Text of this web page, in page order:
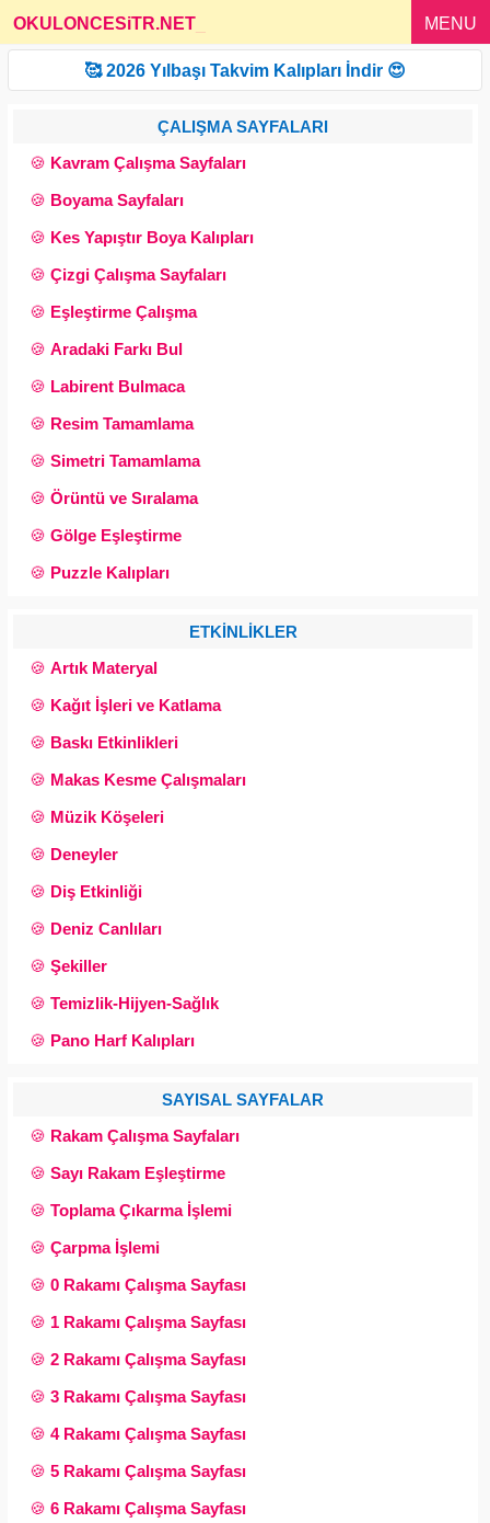
OKULONCESiTR.NET MENU
🥰 2026 Yılbaşı Takvim Kalıpları İndir 😍
ÇALIŞMA SAYFALARI
🍪 Kavram Çalışma Sayfaları
🍪 Boyama Sayfaları
🍪 Kes Yapıştır Boya Kalıpları
🍪 Çizgi Çalışma Sayfaları
🍪 Eşleştirme Çalışma
🍪 Aradaki Farkı Bul
🍪 Labirent Bulmaca
🍪 Resim Tamamlama
🍪 Simetri Tamamlama
🍪 Örüntü ve Sıralama
🍪 Gölge Eşleştirme
🍪 Puzzle Kalıpları
ETKİNLİKLER
🍪 Artık Materyal
🍪 Kağıt İşleri ve Katlama
🍪 Baskı Etkinlikleri
🍪 Makas Kesme Çalışmaları
🍪 Müzik Köşeleri
🍪 Deneyler
🍪 Diş Etkinliği
🍪 Deniz Canlıları
🍪 Şekiller
🍪 Temizlik-Hijyen-Sağlık
🍪 Pano Harf Kalıpları
SAYISAL SAYFALAR
🍪 Rakam Çalışma Sayfaları
🍪 Sayı Rakam Eşleştirme
🍪 Toplama Çıkarma İşlemi
🍪 Çarpma İşlemi
🍪 0 Rakamı Çalışma Sayfası
🍪 1 Rakamı Çalışma Sayfası
🍪 2 Rakamı Çalışma Sayfası
🍪 3 Rakamı Çalışma Sayfası
🍪 4 Rakamı Çalışma Sayfası
🍪 5 Rakamı Çalışma Sayfası
🍪 6 Rakamı Çalışma Sayfası